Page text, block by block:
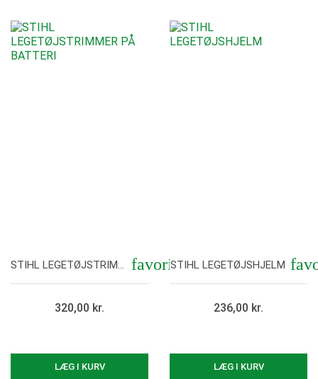
STIHL LEGETØJSTRIMMER PÅ BATTERI
320,00 kr.
LÆG I KURV
favoriteSTIHL LEGETØJSHJELM
236,00 kr.
LÆG I KURV